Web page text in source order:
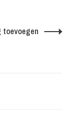
toevoegen